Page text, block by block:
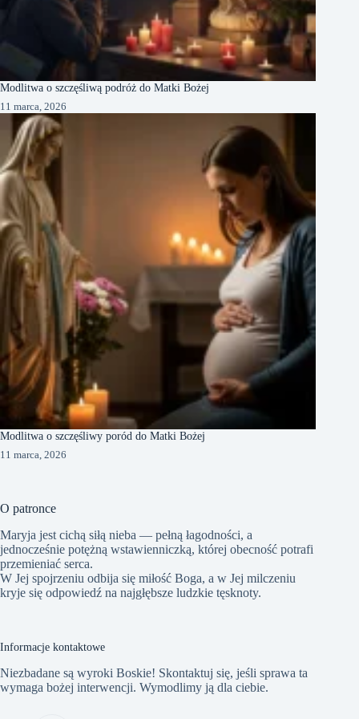
Modlitwa o szczęśliwą podróż do Matki Bożej
11 marca, 2026
Modlitwa o szczęśliwy poród do Matki Bożej
11 marca, 2026
O patronce
Maryja jest cichą siłą nieba — pełną łagodności, a
jednocześnie potężną wstawienniczką, której obecność potrafi
przemieniać serca.
W Jej spojrzeniu odbija się miłość Boga, a w Jej milczeniu
kryje się odpowiedź na najgłębsze ludzkie tęsknoty.
Informacje kontaktowe
Niezbadane są wyroki Boskie! Skontaktuj się, jeśli sprawa ta
wymaga bożej interwencji. Wymodlimy ją dla ciebie.